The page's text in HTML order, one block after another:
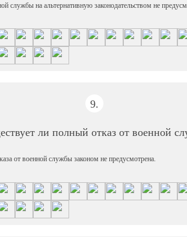
службы на альтернативную законодательством не
9.
ли полный отказ от военной
от военной службы законом не предусмотрена.